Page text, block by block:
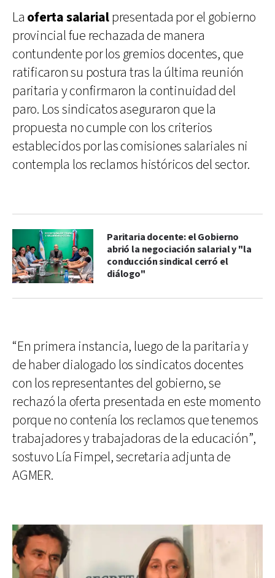
La oferta salarialpresentada por el gobierno
provincial fue rechazada de manera
contundente por los gremios docentes, que
ratificaron su postura tras la última reunión
paritaria y confirmaron la continuidad del
paro. Los sindicatos aseguraron que la
propuesta no cumple con los criterios
establecidos por las comisiones salariales ni
contempla los reclamos históricos del sector.
Paritaria docente: el Gobierno
abrió la negociación salarial y "la
conducción sindical cerró el
diálogo"
“En primera instancia, luego de la paritaria y
de haber dialogado los sindicatos docentes
con los representantes del gobierno, se
rechazó la oferta presentada en este momento
porque no contenía los reclamos que tenemos
trabajadores y trabajadoras de la educación”,
sostuvo Lía Fimpel, secretaria adjunta de
AGMER.